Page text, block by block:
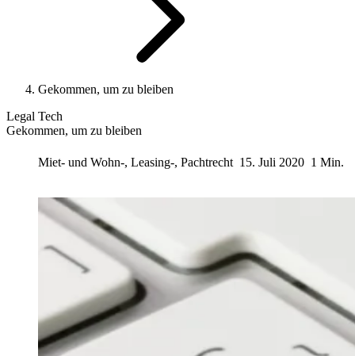
Gekommen, um zu bleiben
Legal Tech
Gekommen, um zu bleiben
Miet- und Wohn-, Leasing-, Pachtrecht 15. Juli 2020 1 Min.